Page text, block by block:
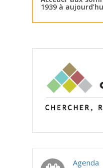
1939 à
Agenda